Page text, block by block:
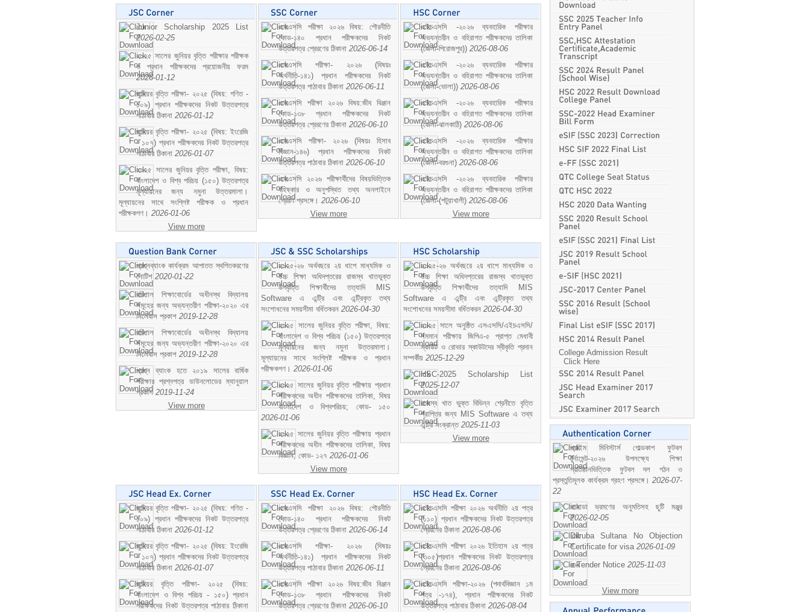
Junior Scholarship 2025 List
2026-02-25
২০২৫ সালের জুনিয়র বৃত্তি পরীক্ষার পরীক্ষক
ও প্রধান পরীক্ষকদের প্রয়োজনীয় ফরম
2026-01-12
জুনিয়র বৃত্তি পরীক্ষা- ২০২৫ (বিষয়: গণিত -
১০৯) প্রধান পরীক্ষকদের নিকট উত্তরপত্র
পাঠাবার ঠিকানা 2026-01-12
জুনিয়র বৃত্তি পরীক্ষা- ২০২৫ (বিষয়: ইংরেজি
- ১০৭) প্রধান পরীক্ষকদের নিকট উত্তরপত্র
পাঠাবার ঠিকানা 2026-01-07
২০২৫ সালের জুনিয়র বৃত্তি পরীক্ষা, বিষয়:
বাংলাদেশ ও বিশ্ব পরিচয় (১৫০) উত্তরপত্র
মূল্যায়নের জন্য নমুনা উত্তরমালা।
মূল্যায়নের সাথে সংশ্লিষ্ট পরীক্ষক ও প্রধান
পরীক্ষকগণ। 2026-01-06
View more
এসএসসি পরীক্ষা ২০২৬ বিষয়: পৌরনীতি
কোড-১৪০ প্রধান পরীক্ষকদের নিকট
উত্তরপত্র প্রেরণের ঠিকানা 2026-06-14
এসএসসি পরীক্ষা- ২০২৬ (বিষয়ঃ
অর্থনীতি-১৪১) প্রধান পরীক্ষকদের নিকট
উত্তরপত্র পাঠাবার ঠিকানা 2026-06-11
এসএসসি পরীক্ষা ২০২৬ বিষয়:জীব বিঞ্জান
কোড-১৩৮ প্রধান পরীক্ষকদের নিকট
উত্তরপত্র প্রেরণের ঠিকানা 2026-06-10
এসএসসি পরীক্ষা- ২০২৬ (বিষয়ঃ হিসাব
বিজ্ঞান-১৪৬) প্রধান পরীক্ষকদের নিকট
উত্তরপত্র পাঠাবার ঠিকানা 2026-06-10
এসএসসি ২০২৬ পরীক্ষার্থীদের বিষয়ভিত্তিক
বহিষ্কার ও অনুপস্থিত তথ্য অনলাইনে
প্রেরণ প্রসঙ্গে। 2026-06-10
View more
এইচএসসি -২০২৬ ব্যবহারিক পরীক্ষার
অভ্যন্তরীন ও বহিরাগত পরীক্ষকদের তালিকা
(জেলা-পিরোজপুর)) 2026-08-06
এইচএসসি -২০২৬ ব্যবহারিক পরীক্ষার
অভ্যন্তরীন ও বহিরাগত পরীক্ষকদের তালিকা
(জেলা-ভোলা)) 2026-08-06
এইচএসসি -২০২৬ ব্যবহারিক পরীক্ষার
অভ্যন্তরীন ও বহিরাগত পরীক্ষকদের তালিকা
(জেলা-ঝালকাঠি) 2026-08-06
এইচএসসি -২০২৬ ব্যবহারিক পরীক্ষার
অভ্যন্তরীন ও বহিরাগত পরীক্ষকদের তালিকা
(জেলা-বরগুনা) 2026-08-06
এইচএসসি -২০২৬ ব্যবহারিক পরীক্ষার
অভ্যন্তরীন ও বহিরাগত পরীক্ষকদের তালিকা
(জেলা-(পটুয়াখালী) 2026-08-06
View more
প্রশ্নব্যাংক কার্যক্রম আপাতত স্থগিতকরণের
নোটিশ 2020-01-22
বরিশাল শিক্ষাবোর্ডের অধীনস্থ বিদ্যালয়
সমূহের জন্য অভ্যন্তরীণ পরীক্ষা-২০২০ এর
সিলেবাস প্রকাশ 2019-12-28
বরিশাল শিক্ষাবোর্ডের অধীনস্থ বিদ্যালয়
সমূহের জন্য অভ্যন্তরীণ পরীক্ষা-২০২০ এর
সিলেবাস প্রকাশ 2019-12-28
প্রশ্ন ব্যাংক হতে ২০১৯ সালের বার্ষিক
পরীক্ষার প্রশ্নপত্র ডাউনলোডের ম্যানুয়াল
প্রকাশ 2019-11-24
View more
২০২৫-২৬ অর্থবছরে ২য় ধাপে মাধ্যমিক ও
উচ্চ শিক্ষা অধিদপ্তরের রাজস্ব খাতভুক্ত
উপবৃত্তি শিক্ষার্থীদের তত্যাদি MIS
Software এ এন্ট্রি এবং এন্ট্রিকৃত তথ্য
সংশোধনের সময়সীমা বর্ধিতকরন 2026-04-30
২০২৫ সালের জুনিয়র বৃত্তি পরীক্ষা, বিষয়:
বাংলাদেশ ও বিশ্ব পরিচয় (১৫০) উত্তরপত্র
মূল্যায়নের জন্য নমুনা উত্তরমালা।
মূল্যায়নের সাথে সংশ্লিষ্ট পরীক্ষক ও প্রধান
পরীক্ষকগণ। 2026-01-06
২০২৫ সালের জুনিয়র বৃত্তি পরীক্ষায় প্রধান
পরীক্ষকদের অধীন পরীক্ষকদের তালিকা, বিষয়
বাংলাদেশ ও বিশ্বপরিচয়; কোড- ১৫০
2026-01-06
২০২৫ সালের জুনিয়র বৃত্তি পরীক্ষায় প্রধান
পরীক্ষকদের অধীন পরীক্ষকদের তালিকা, বিষয়
বিজ্ঞান; কোড- ১২৭ 2026-01-06
View more
২০২৫-২৬ অর্থবছরে ২য় ধাপে মাধ্যমিক ও
উচ্চ শিক্ষা অধিদপ্তরের রাজস্ব খাতভুক্ত
উপবৃত্তি শিক্ষার্থীদের তত্যাদি MIS
Software এ এন্ট্রি এবং এন্ট্রিকৃত তথ্য
সংশোধনের সময়সীমা বর্ধিতকরন 2026-04-30
২০২৫ সালে অনুষ্ঠিত এসএসসি/এইচএসসি/
সমমান পরীক্ষায় জিপিএ-৫ প্রাপ্ত মেধাবী
স্কাউট ও রোভার স্কাউটদের স্বীকৃতি প্রদান
সম্পর্কীয় 2025-12-29
HSC-2025 Scholarship List
2025-12-07
রাজস্ব খাত ভুক্ত বিভিন্ন শ্রেনীতে বৃত্তি
প্রাপ্তির জন্য MIS Software এ তথ্য
এন্ট্রি সংক্রান্ত 2025-11-03
View more
জুনিয়র বৃত্তি পরীক্ষা- ২০২৫ (বিষয়: গণিত -
১০৯) প্রধান পরীক্ষকদের নিকট উত্তরপত্র
পাঠাবার ঠিকানা 2026-01-12
জুনিয়র বৃত্তি পরীক্ষা- ২০২৫ (বিষয়: ইংরেজি
- ১০৭) প্রধান পরীক্ষকদের নিকট উত্তরপত্র
পাঠাবার ঠিকানা 2026-01-07
জুনিয়র বৃত্তি পরীক্ষা- ২০২৫ (বিষয়:
বাংলাদেশ ও বিশ্ব পরিচয় - ১৫০) প্রধান
পরীক্ষকদের নিকট উত্তরপত্র পাঠাবার ঠিকানা
এসএসসি পরীক্ষা ২০২৬ বিষয়: পৌরনীতি
কোড-১৪০ প্রধান পরীক্ষকদের নিকট
উত্তরপত্র প্রেরণের ঠিকানা 2026-06-14
এসএসসি পরীক্ষা- ২০২৬ (বিষয়ঃ
অর্থনীতি-১৪১) প্রধান পরীক্ষকদের নিকট
উত্তরপত্র পাঠাবার ঠিকানা 2026-06-11
এসএসসি পরীক্ষা ২০২৬ বিষয়:জীব বিঞ্জান
কোড-১৩৮ প্রধান পরীক্ষকদের নিকট
উত্তরপত্র প্রেরণের ঠিকানা 2026-06-10
এইচএসসি পরীক্ষা ২০২৬ অর্থনীতি ২য় পত্র
(১১০) প্রধান পরীক্ষকদের নিকট উত্তরপত্র
প্রেরণের ঠিকানা 2026-08-06
এইচএসসি পরীক্ষা ২০২৬ ইতিহাস ২য় পত্র
(৩০৫)প্রধান পরীক্ষকদের নিকট উত্তরপত্র
প্রেরণের ঠিকানা 2026-08-06
এইচএসসি পরীক্ষা-২০২৬ (পদার্থবিজ্ঞান ১ম
পত্র -১৭৪), প্রধান পরীক্ষকদের নিকট
উত্তরপত্র পাঠাবার ঠিকানা 2026-08-04
College Admission Result
Click Here
প্রাইম মিনিস্টার্স গোল্ডকাপ ফুটবল
টুর্নামেন্ট-২০২৬ উপলক্ষ্যে শিক্ষা
প্রতিষ্ঠানভিত্তিক ফুটবল দল গঠন ও
প্রস্তুতিমূলক কার্যক্রম গ্রহণ প্রসঙ্গে। 2026-07-
22
কানাডা ভ্রমণের অনুমতিসহ ছুটি মঞ্জুর
2026-02-05
Dilruba Sultana No Objection
Certificate for visa 2026-01-09
e-Tender Notice 2025-11-03
View more